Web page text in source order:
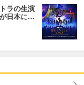
ラの生演
日本に…